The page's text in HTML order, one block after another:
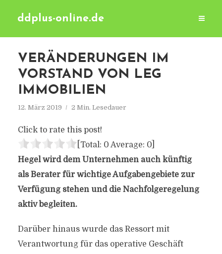
ddplus-online.de
VERÄNDERUNGEN IM
VORSTAND VON LEG
IMMOBILIEN
12. März 2019 2 Min. Lesedauer
Click to rate this post!
[Total: 0 Average: 0]
Hegel wird dem Unternehmen auch künftig
als Berater für wichtige Aufgabengebiete zur
Verfügung stehen und die Nachfolgeregelung
aktiv begleiten.
Darüber hinaus wurde das Ressort mit
Verantwortung für das operative Geschäft